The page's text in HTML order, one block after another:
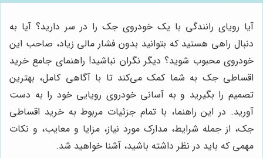
آیا رویای رانندگی با یک خودروی جک را در سر دارید؟ آیا به
دنبال راهی هستید که بتوانید بدون فشار مالی زیاد، صاحب این
خودروی محبوب شوید؟ دیگر نگران نباشید! راهنمای جامع خرید
اقساطی جک به شما کمک می‌کند تا با آگاهی کامل، بهترین
تصمیم را بگیرید و به آسانی خودروی رویایی خود را به دست
آورید. در این راهنما، با تمام جزئیات مربوط به خرید اقساطی
جک، از جمله شرایط، مدارک مورد نیاز، مزایا و معایب، و نکات
مهمی که باید در نظر داشته باشید، آشنا خواهید شد.